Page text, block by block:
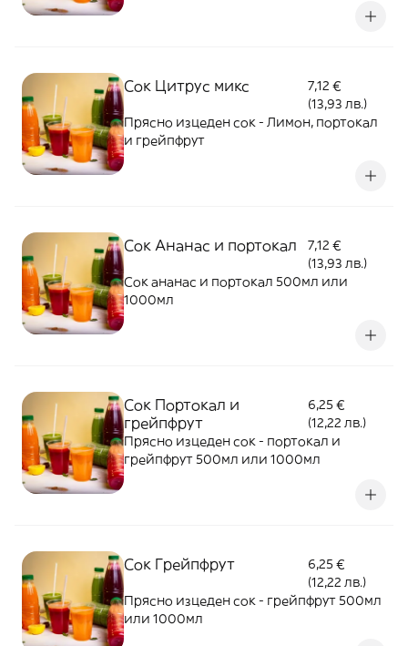
Сок Цитрус микс
7,12 €
(13,93 лв.)
Прясно изцеден сок - Лимон, портокал
и грейпфрут
Сок Ананас и портокал
7,12 €
(13,93 лв.)
Сок ананас и портокал 500мл или
1000мл
Сок Портокал и
грейпфрут
6,25 €
(12,22 лв.)
Прясно изцеден сок - портокал и
грейпфрут 500мл или 1000мл
Сок Грейпфрут
6,25 €
(12,22 лв.)
Прясно изцеден сок - грейпфрут 500мл
или 1000мл